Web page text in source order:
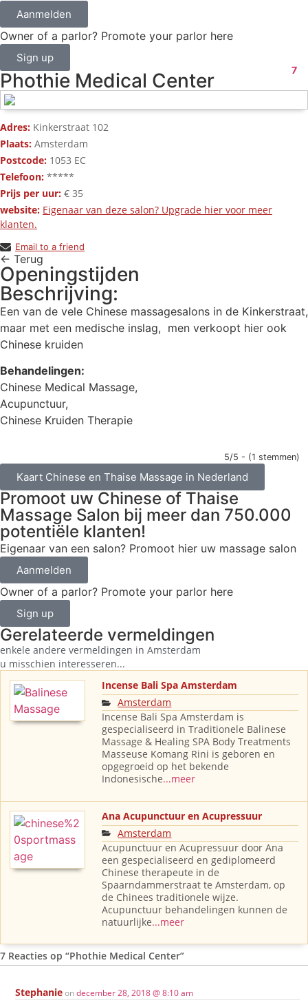
Aanmelden
Owner of a parlor? Promote your parlor here
Sign up
Phothie Medical Center 7
Adres: Kinkerstraat 102
Plaats: Amsterdam
Postcode: 1053 EC
Telefoon: *****
Prijs per uur: € 35
website: Eigenaar van deze salon? Upgrade hier voor meer
klanten.
Email to a friend
← Terug
Openingstijden
Beschrijving:
Een van de vele Chinese massagesalons in de Kinkerstraat,
maar met een medische inslag, men verkoopt hier ook
Chinese kruiden
Behandelingen:
Chinese Medical Massage,
Acupunctuur,
Chinese Kruiden Therapie
5/5 - (1 stemmen)
Kaart Chinese en Thaise Massage in Nederland
Promoot uw Chinese of Thaise
Massage Salon bij meer dan 750.000
potentiële klanten!
Eigenaar van een salon? Promoot hier uw massage salon
Aanmelden
Owner of a parlor? Promote your parlor here
Sign up
Gerelateerde vermeldingen
enkele andere vermeldingen in Amsterdam
u misschien interesseren...
Incense Bali Spa Amsterdam
Amsterdam
Incense Bali Spa Amsterdam is
gespecialiseerd in Traditionele Balinese
Massage & Healing SPA Body Treatments
Masseuse Komang Rini is geboren en
opgegroeid op het bekende
Indonesische...meer
Ana Acupunctuur en Acupressuur
Amsterdam
Acupunctuur en Acupressuur door Ana
een gespecialiseerd en gediplomeerd
Chinese therapeute in de
Spaarndammerstraat te Amsterdam, op
de Chinees traditionele wijze.
Acupunctuur behandelingen kunnen de
natuurlijke...meer
7 Reacties op “Phothie Medical Center”
Stephanieondecember 28, 2018 @ 8:10 am